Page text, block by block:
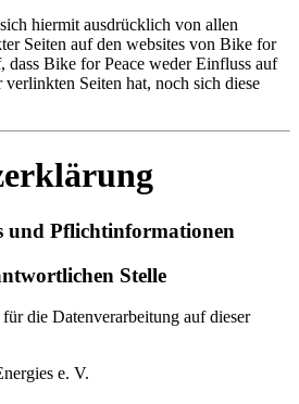
hiermit ausdrücklich von allen
Seiten auf den websites von Bike for
dass Bike for Peace weder Einfluss auf
Seiten hat, noch sich diese
und Pflichtinformationen
Stelle
die Datenverarbeitung auf dieser
e. V.